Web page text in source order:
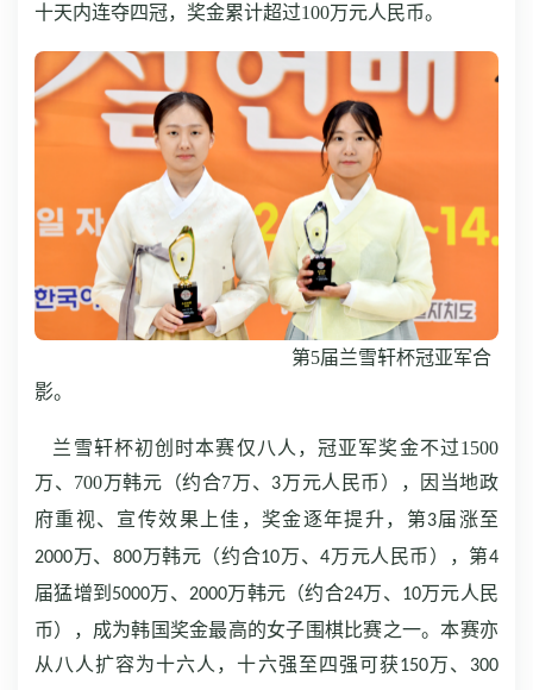
十天内连夺四冠，奖金累计超过100万元人民币。
第5届兰雪轩杯冠亚军合
影。
兰雪轩杯初创时本赛仅八人，冠亚军奖金不过1500
万、700万韩元（约合7万、 3万元人民币），因当地政
府重视、宣传效果上佳，奖金逐年提升，第3届涨至
2000万、 800万韩元（约合10万、4万元人民币），第4
届猛增到 5000万、2000万韩元（约合24万、 10万元人民
币），成为韩国奖金最高的女子围棋比赛之一。本赛亦
从八人扩容为十六人，十六强至四强可获150万、 300